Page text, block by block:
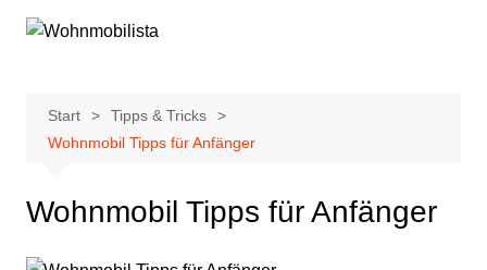
Inhalt
Start
Tipps & Tricks
Wohnmobil Tipps für Anfänger
Wohnmobil Tipps für Anfänger